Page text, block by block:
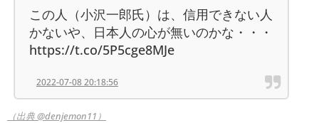
この人（小沢一郎氏）は、信用できない人
かないや、日本人の心が無いのかな・・・
https://t.co/5P5cge8MJe
2022-07-08 20:18:56
（出典 @denjemon11）